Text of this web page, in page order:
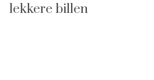
lekkere billen